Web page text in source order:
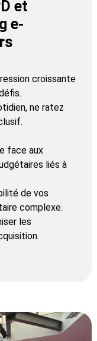
et
e-
croissante
ne ratez
face aux
liés à
de vos
complexe.
les